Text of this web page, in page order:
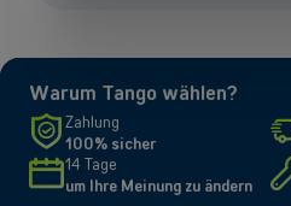
Back
Warum Tango wählen?
Zahlung
100% sicher
14 Tage
um Ihre Meinung zu ändern